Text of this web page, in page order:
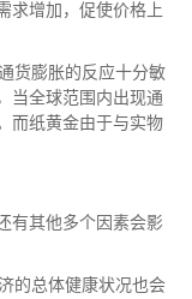
求增加，促使价格上
货膨胀的反应十分敏
当全球范围内出现通
而纸黄金由于与实物
有其他多个因素会影
的总体健康状况也会